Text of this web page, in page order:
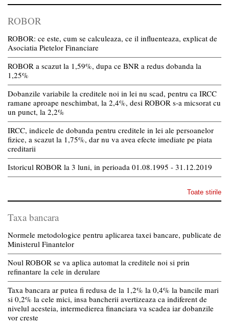
ROBOR
ROBOR: ce este, cum se calculeaza, ce il influenteaza, explicat de
Asociatia Pietelor Financiare
ROBOR a scazut la 1,59%, dupa ce BNR a redus dobanda la
1,25%
Dobanzile variabile la creditele noi in lei nu scad, pentru ca IRCC
ramane aproape neschimbat, la 2,4%, desi ROBOR s-a micsorat cu
un punct, la 2,2%
IRCC, indicele de dobanda pentru creditele in lei ale persoanelor
fizice, a scazut la 1,75%, dar nu va avea efecte imediate pe piata
creditarii
Istoricul ROBOR la 3 luni, in perioada 01.08.1995 - 31.12.2019
Toate stirile
Taxa bancara
Normele metodologice pentru aplicarea taxei bancare, publicate de
Ministerul Finantelor
Noul ROBOR se va aplica automat la creditele noi si prin
refinantare la cele in derulare
Taxa bancara ar putea fi redusa de la 1,2% la 0,4% la bancile mari
si 0,2% la cele mici, insa bancherii avertizeaza ca indiferent de
nivelul acesteia, intermedierea financiara va scadea iar dobanzile
vor creste